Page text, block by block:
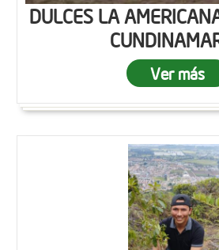
DULCES LA
Ver más